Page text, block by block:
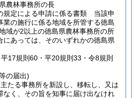
農林事務所の長
規定による申請に係る書類 当該申
業の施行に係る地域を所管する徳島
域が2以上の徳島県農林事務所の所
にあっては、そのいずれかの徳島県
17規則60・平20規則33・令8規則
の届出)
たる事務所を新設し、移転し、又は
なく、その旨を知事に届け出なけれ